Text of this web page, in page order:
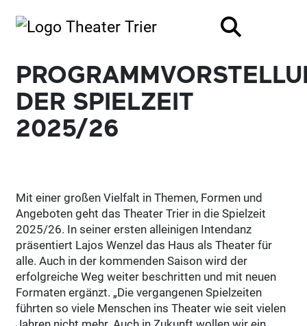
DER SPIELZEIT
2025/26
Mit einer großen Vielfalt in Themen, Formen und
Angeboten geht das Theater Trier in die Spielzeit
2025/26. In seiner ersten alleinigen Intendanz
präsentiert Lajos Wenzel das Haus als Theater für
alle. Auch in der kommenden Saison wird der
erfolgreiche Weg weiter beschritten und mit neuen
Formaten ergänzt. „Die vergangenen Spielzeiten
führten so viele Menschen ins Theater wie seit vielen